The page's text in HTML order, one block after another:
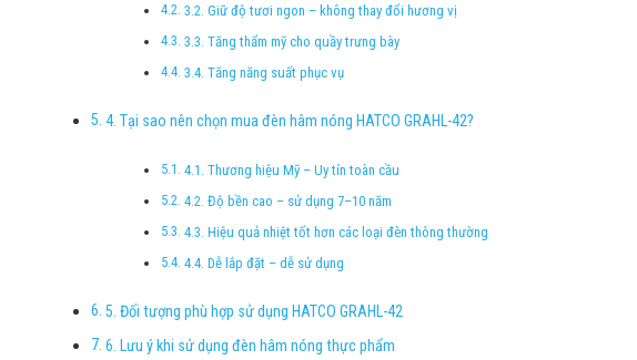
3.2. Giữ độ tươi ngon – không thay đổi hương vị
3.3. Tăng thẩm mỹ cho quầy trưng bày
3.4. Tăng năng suất phục vụ
4. Tại sao nên chọn mua đèn hâm nóng HATCO GRAHL-42?
4.1. Thương hiệu Mỹ – Uy tín toàn cầu
4.2. Độ bền cao – sử dụng 7–10 năm
4.3. Hiệu quả nhiệt tốt hơn các loại đèn thông thường
4.4. Dễ lắp đặt – dễ sử dụng
5. Đối tượng phù hợp sử dụng HATCO GRAHL-42
6. Lưu ý khi sử dụng đèn hâm nóng thực phẩm